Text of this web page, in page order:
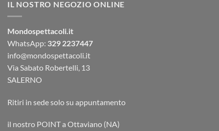
IL NOSTRO NEGOZIO ONLINE
Mondospettacoli.it
WhatsApp: 329 2237447
info@mondospettacoli.it
Via Sabato Robertelli, 13
SALERNO
Ritiri in sede solo su appuntamento
il nostro POINT a Ottaviano (NA)